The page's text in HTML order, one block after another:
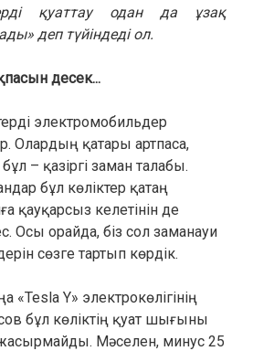
қуаттау одан да ұзақ
деп түйіндеді ол.
десек...
электромобильдер
Олардың қатары артпаса,
– қазіргі заман талабы.
бұл көліктер қатаң
қауқарсыз келетінін де
Осы орайда, біз сол заманауи
сөзге тартып көрдік.
«Tesla Y» электрокөлігінің
бұл көліктің қуат шығыны
жасырмайды. Мәселен, минус 25